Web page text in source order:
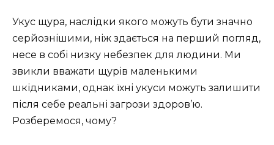
Укус щура, наслідки якого можуть бути значно
серйознішими, ніж здається на перший погляд,
несе в собі низку небезпек для людини. Ми
звикли вважати щурів маленькими
шкідниками, однак їхні укуси можуть залишити
після себе реальні загрози здоров’ю.
Розберемося, чому?